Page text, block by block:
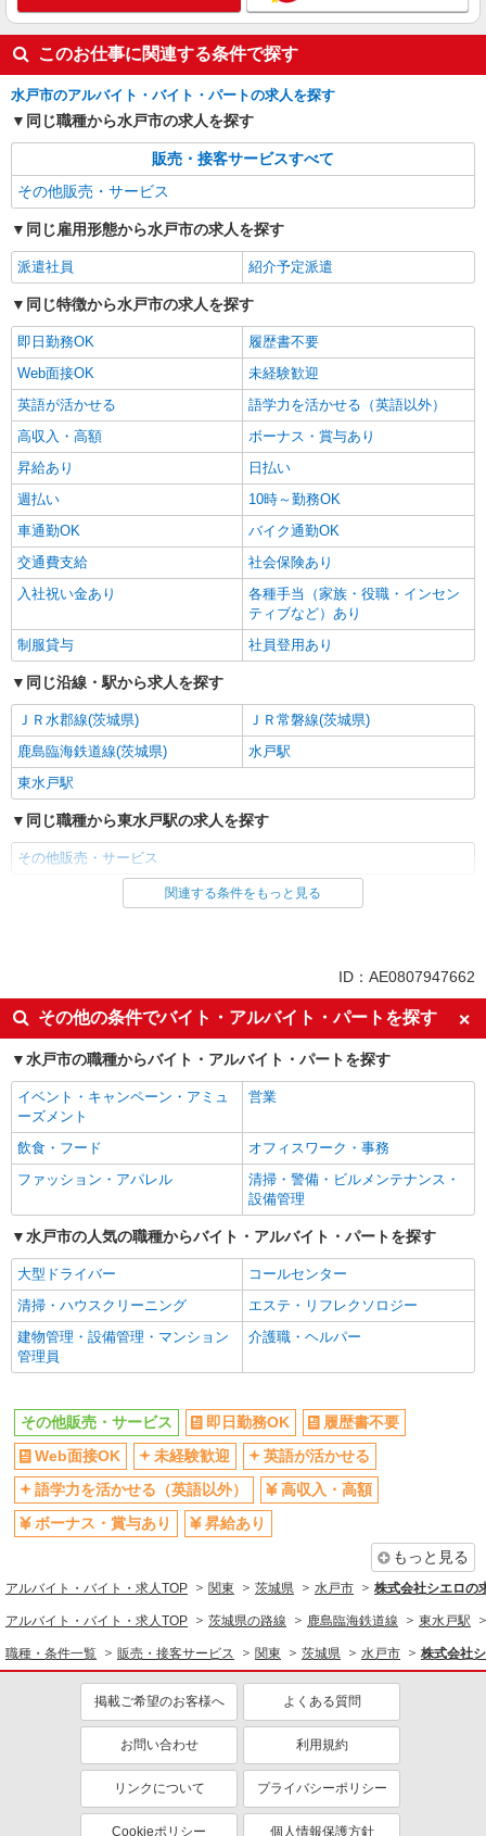
このお仕事に関連する条件で探す
水戸市のアルバイト・バイト・パートの求人を探す
同じ職種から水戸市の求人を探す
販売・接客サービスすべて
その他販売・サービス
同じ雇用形態から水戸市の求人を探す
派遣社員 紹介予定派遣
同じ特徴から水戸市の求人を探す
即日勤務OK
履歴書不要
Web面接OK
未経験歓迎
英語が活かせる
語学力を活かせる（英語以外）
高収入・高額
ボーナス・賞与あり
昇給あり
日払い
週払い
10時～勤務OK
車通勤OK
バイク通勤OK
交通費支給
社会保険あり
入社祝い金あり
各種手当（家族・役職・インセン
ティブなど）あり
制服貸与
社員登用あり
同じ沿線・駅から求人を探す
ＪＲ水郡線(茨城県)
ＪＲ常磐線(茨城県)
鹿島臨海鉄道線(茨城県)
水戸駅
東水戸駅
同じ職種から東水戸駅の求人を探す
その他販売・サービス
同じ雇用形態から東水戸駅の求人を探す
即日勤務OK
履歴書不要
Web面接OK
未経験歓迎
英語が活かせる
語学力を活かせる（英語以外）
高収入・高額
ボーナス・賞与あり
昇給あり
日払い
週払い
10時～勤務OK
バイク通勤OK
交通費支給
社会保険あり
入社祝い金あり
各種手当（家族・役職・インセン
ティブなど）あり
制服貸与
社員登用あり
同じ職種から求人を探す
同じ特徴から求人を探す
未経験歓迎
英語が活かせる
ボーナス・賞与あり
日払い
車通勤OK
交通費支給
関連する条件をもっと見る
ID：AE0807947662
その他の条件でバイト・アルバイト・パートを探す
水戸市の職種からバイト・アルバイト・パートを探す
イベント・キャンペーン・アミュ
ーズメント
営業
飲食・フード
オフィスワーク・事務
ファッション・アパレル
清掃・警備・ビルメンテナンス・
設備管理
水戸市の人気の職種からバイト・アルバイト・パートを探す
大型ドライバー
コールセンター
清掃・ハウスクリーニング
エステ・リフレクソロジー
建物管理・設備管理・マンション
管理員
介護職・ヘルパー
その他販売・サービス 即日勤務OK
履歴書不要
Web面接OK
未経験歓迎
英語が活かせる
語学力を活かせる（英語以外）
高収入・高額
ボーナス・賞与あり
昇給あり
もっと見る
アルバイト・バイト・求人TOP 関東 茨城県 水戸市 株式会社シエロの
アルバイト・バイト・求人TOP 茨城県の路線 鹿島臨海鉄道線 東水戸駅
職種・条件一覧 販売・接客サービス 関東 茨城県 水戸市 株式会社
掲載ご希望のお客様へ よくある質問
お問い合わせ 利用規約
リンクについて プライバシーポリシー
Cookieポリシー 個人情報保護方針